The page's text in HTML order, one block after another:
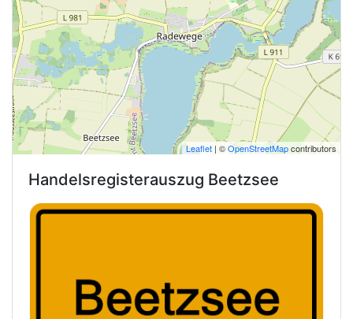
Leaflet | ©OpenStreetMapcontributors
Handelsregisterauszug Beetzsee